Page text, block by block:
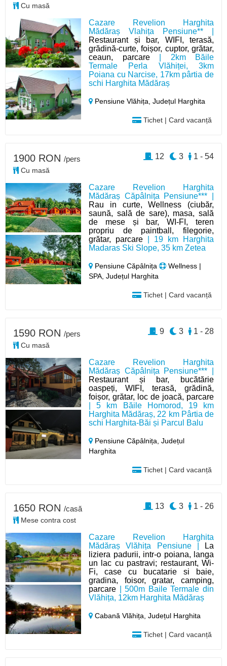
Cazare Revelion Harghita
Mădăraș Vlahița Pensiune** |
Restaurant și bar, WIFI, terasă,
grădină-curte, foișor, cuptor, grătar,
ceaun, parcare| 2km Băile
Termale Perla Vlăhiței, 3km
Poiana cu Narcise, 17km pârtia de
schi Harghita Mădăraș
Pensiune Vlăhița,Județul Harghita
Tichet | Card vacanță
Cu masă
Cazare Revelion Harghita
Mădăraș Căpâlnița Pensiune*** |
Rau in curte, Wellness (ciubăr,
saună, sală de sare), masa, sală
de mese și bar, WI-FI, teren
propriu de paintball, filegorie,
grătar, parcare | 19 km Harghita
Madaras Ski Slope, 35 km Zetea
Pensiune Căpâlnița
Wellness |
SPA, Județul Harghita
Tichet | Card vacanță
1900 RON /pers
Cu masă
1 - 54
3
12
Cazare Revelion Harghita
Mădăraș Căpâlnița Pensiune*** |
Restaurant și bar, bucătărie
oaspeți, WIFI, terasă, grădină,
foișor, grătar, loc de joacă, parcare
| 5 km Băile Homorod, 19 km
Harghita Mădăraș, 22 km Pârtia de
schi Harghita-Băi și Parcul Balu
Pensiune Căpâlnița,Județul
Harghita
Tichet | Card vacanță
1590 RON /pers
Cu masă
1 - 28
3
9
Cazare Revelion Harghita
Mădăraș Vlăhița Pensiune |
La
liziera padurii, intr-o poiana, langa
un lac cu pastravi; restaurant, Wi-
Fi, case cu bucatarie si baie,
gradina, foisor, gratar, camping,
parcare | 500m Baile Termale din
Vlăhița, 12km Harghita Mădăraș
Cabană Vlăhița,Județul Harghita
Tichet | Card vacanță
1650 RON /casă
Mese contra cost
1 - 26
3
13